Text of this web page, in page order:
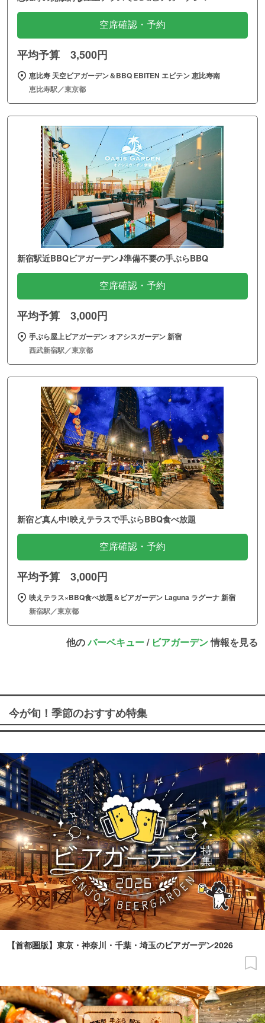
空席確認・予約
平均予算 3,500円
恵比寿 天空ビアガーデン＆BBQ EBITEN エビテン 恵比寿南
恵比寿駅／東京都
新宿駅近BBQビアガーデン♪準備不要の手ぶらBBQ
空席確認・予約
平均予算 3,000円
手ぶら屋上ビアガーデン オアシスガーデン 新宿
西武新宿駅／東京都
新宿ど真ん中!映えテラスで手ぶらBBQ食べ放題
空席確認・予約
平均予算 3,000円
映えテラス×BBQ食べ放題＆ビアガーデン Laguna ラグーナ 新宿
新宿駅／東京都
他のバーベキュー/ ビアガーデン情報を見る
今が旬！季節のおすすめ特集
【首都圏版】東京・神奈川・千葉・埼玉のビアガーデン2026